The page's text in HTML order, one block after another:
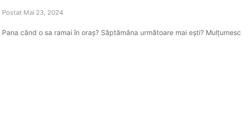
Postat Mai 23, 2024
Pana când o sa ramai în oraș? Săptămâna următoare mai ești? Mulțumesc